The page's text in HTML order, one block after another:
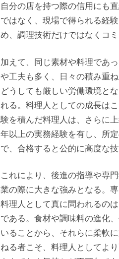
自分の店を持つ際の信用にも
ではなく、現場で得られる経
め、調理技術だけではなくコ
加えて、同じ素材や料理であ
や工夫も多く、日々の積み重
どうしても厳しい労働環境と
れる。料理人としての成長は
験を積んだ料理人は、さらに
年以上の実務経験を有し、所
で、合格すると公的に高度な
これにより、後進の指導や専
業の際に大きな強みとなる。
料理人として真に問われるの
である。食材や調味料の進化
いることから、それらに柔軟
ねる者こそ、料理人としてよ